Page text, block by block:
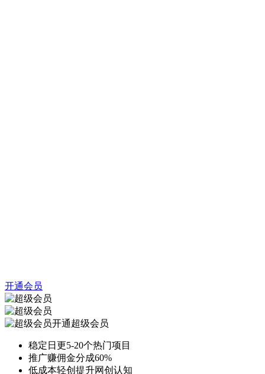
开通会员
开通超级会员
稳定日更5-20个热门项目
推广赚佣金分成60%
低成本轻创提升网创认知